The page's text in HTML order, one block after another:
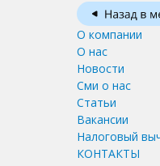
О компании
О нас
Новости
Сми о нас
Статьи
Вакансии
Налоговый
КОНТАКТЫ